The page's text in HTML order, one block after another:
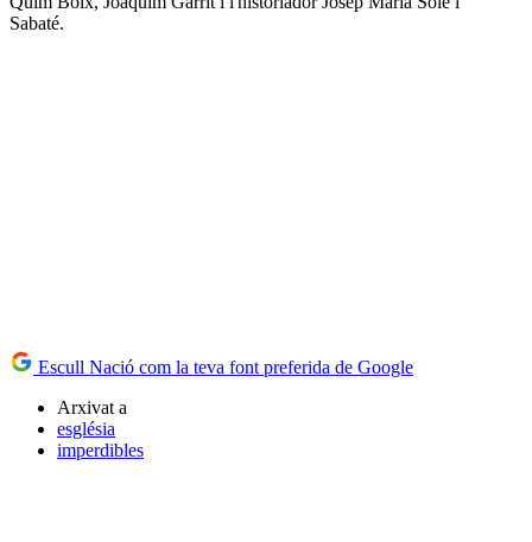
Sabaté.
Escull Nació com la teva font preferida de Google
Arxivat a
església
imperdibles